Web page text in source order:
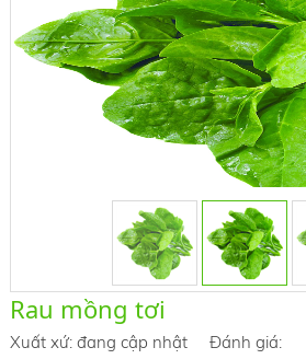
Rau mồng tơi
Xuất xứ: đang cập nhật Đánh giá: